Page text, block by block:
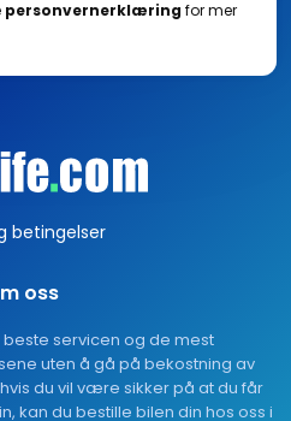
personvernerklæring for mer
betingelser
oss
servicen og de mest
uten å gå på bekostning av
du vil være sikker på at du får
kan du bestille bilen din hos oss i